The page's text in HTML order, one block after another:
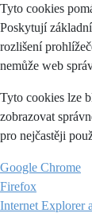
Tyto cookies
Poskytují
rozlišení
nemůže web
Tyto cookies lze
zobrazovat
pro nejčastěji
Google Chrome
Firefox
Internet Explorer